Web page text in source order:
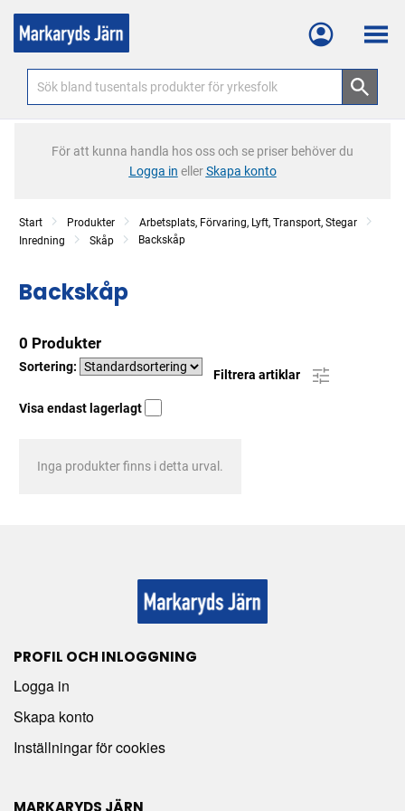
Meny
För att kunna handla hos oss och se priser behöver du
Logga in ellerSkapa konto
Start Produkter
Arbetsplats, Förvaring, Lyft, Transport, Stegar
Inredning
Skåp Backskåp
Backskåp
0 Produkter
Sortering:
Filtrera artiklar
Visa endast lagerlagt
Inga produkter finns i detta urval.
PROFIL OCH INLOGGNING
Logga in
Skapa konto
Inställningar för cookies
MARKARYDS JÄRN